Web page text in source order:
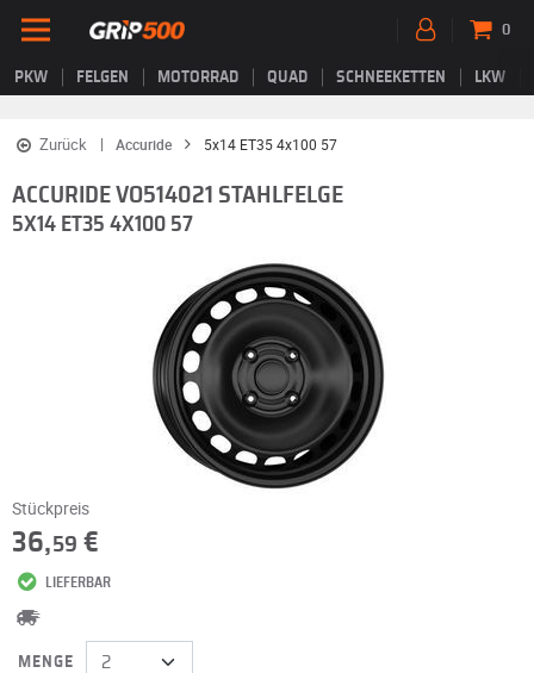
PKW FELGEN MOTORRAD QUAD SCHNEEKETTEN LKW
0
Zurück Accuride 5x14 ET35 4x100 57
ACCURIDE VO514021 STAHLFELGE
5X14 ET35 4X100 57
Stückpreis
36,59 €
LIEFERBAR
MENGE